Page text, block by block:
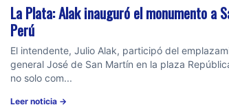
La Plata: Alak inauguró el monumento a
Perú
El intendente, Julio Alak, participó del
general José de San Martín en la plaza
no solo com...
Leer noticia →